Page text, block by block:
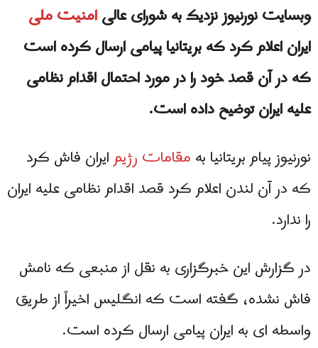
وبسایت نورنیوز نزدیک به شورای عالیامنیت ملی
ایران اعلام کرد که بریتانیا پیامی ارسال کرده است
که در آن قصد خود را در مورد احتمال اقدام نظامی
علیه ایران توضیح داده است.
نورنیوز پیام بریتانیا بهمقامات رژیمایران فاش کرد
که در آن لندن اعلام کرد قصد اقدام نظامی علیه ایران
را ندارد.
در گزارش این خبرگزاری به نقل از منبعی که نامش
فاش نشده، گفته است که انگلیس اخیراً از طریق
واسطه ای به ایران پیامی ارسال کرده است.